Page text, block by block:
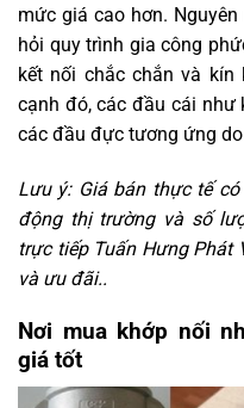
mức giá cao hơn.
hỏi quy trình gia công
kết nối chắc chắn và kín
cạnh đó, các đầu cái như
các đầu đực tương ứng
Lưu ý: Giá bán thực tế
động thị trường và số
trực tiếp Tuấn Hưng Phát
và ưu đãi..
Nơi mua khớp nối
giá tốt